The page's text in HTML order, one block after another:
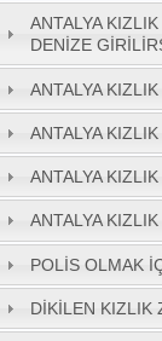
ANTALYA
DENIZE
ANTALYA
ANTALYA
ANTALYA
ANTALYA
POLIS OLMAK
DIKILEN KIZLIK